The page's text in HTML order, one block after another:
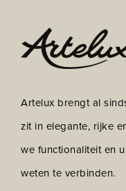
Artelux brengt al
zit in elegante, rijke
we functionaliteit en
weten te verbinden.